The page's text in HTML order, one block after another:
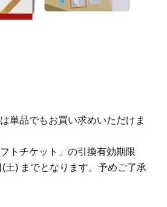
単品でもお買い求めいただけま
トチケット」の引換有効期限
土) までとなります。予めご了承